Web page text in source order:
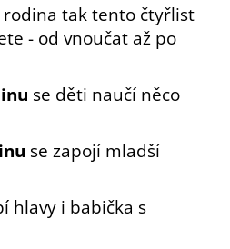
tak tento čtyřlist
- od vnoučat až po
se děti naučí něco
se zapojí mladší
hlavy i babička s
HLEDAT